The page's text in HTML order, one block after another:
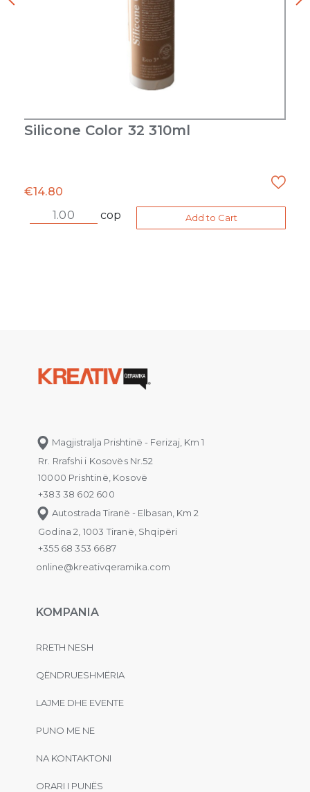
Silicone Color 32 310ml
€14.80
cop
Add to Cart
Magjistralja Prishtinë - Ferizaj, Km 1
Rr. Rrafshi i Kosovës Nr.52
10000 Prishtinë, Kosovë
+383 38 602 600
Autostrada Tiranë - Elbasan, Km 2
Godina 2, 1003 Tiranë, Shqipëri
+355 68 353 6687
online@kreativqeramika.com
KOMPANIA
RRETH NESH
QËNDRUESHMËRIA
LAJME DHE EVENTE
PUNO ME NE
NA KONTAKTONI
ORARI I PUNËS